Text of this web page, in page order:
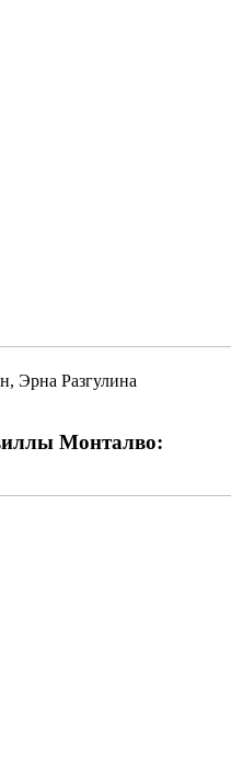
Эрна Разгулина
Монталво: